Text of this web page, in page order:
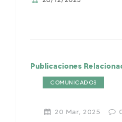
Publicaciones
COMUNICADOS
20 Mar, 2025